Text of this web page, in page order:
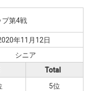
プ第4戦
年11月12日
シニア
Total
5位